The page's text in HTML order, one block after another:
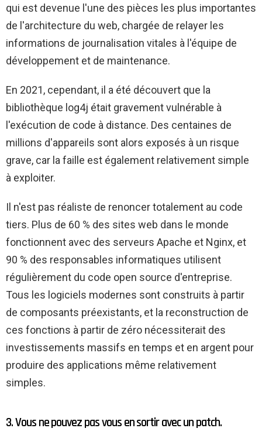
qui est devenue l'une des pièces les plus importantes
de l'architecture du web, chargée de relayer les
informations de journalisation vitales à l'équipe de
développement et de maintenance.
En 2021, cependant, il a été découvert que la
bibliothèque log4j était gravement vulnérable à
l'exécution de code à distance. Des centaines de
millions d'appareils sont alors exposés à un risque
grave, car la faille est également relativement simple
à exploiter.
Il n'est pas réaliste de renoncer totalement au code
tiers. Plus de 60 % des sites web dans le monde
fonctionnent avec des serveurs Apache et Nginx, et
90 % des responsables informatiques utilisent
régulièrement du code open source d'entreprise.
Tous les logiciels modernes sont construits à partir
de composants préexistants, et la reconstruction de
ces fonctions à partir de zéro nécessiterait des
investissements massifs en temps et en argent pour
produire des applications même relativement
simples.
3. Vous ne pouvez pas vous en sortir avec un patch.